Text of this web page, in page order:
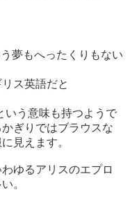
夢もへったくりもない
リス英語だと
いう意味も持つようで
ぎりではブラウスな
見えます。
ゆるアリスのエプロ
。